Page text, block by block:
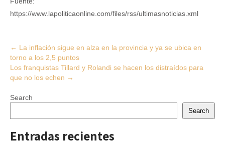
https://www.lapoliticaonline.com/files/rss/ultimasnoticias.xml
Post
navigation
← La inflación sigue en alza en la provincia y ya se ubica en
torno a los 2,5 puntos
Los franquistas Tillard y Rolandi se hacen los distraídos para
que no los echen →
Search
Search
Entradas recientes